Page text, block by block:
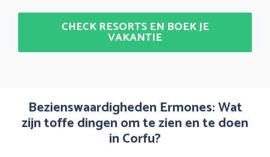
CHECK RESORTS EN BOEK JE
VAKANTIE
Bezienswaardigheden Ermones: Wat
zijn toffe dingen om te zien en te doen
in Corfu?